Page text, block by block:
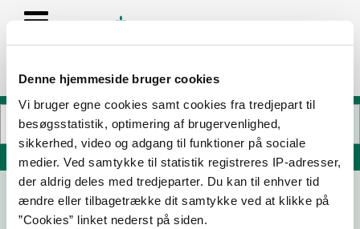
Denne hjemmeside bruger cookies
Vi bruger egne cookies samt cookies fra tredjepart til
besøgsstatistik, optimering af brugervenlighed,
sikkerhed, video og adgang til funktioner på sociale
medier. Ved samtykke til statistik registreres IP-adresser,
der aldrig deles med tredjeparter. Du kan til enhver tid
ændre eller tilbagetrække dit samtykke ved at klikke på
”Cookies” linket nederst på siden.
Søg på adresse, postnummer, by, firmanavn